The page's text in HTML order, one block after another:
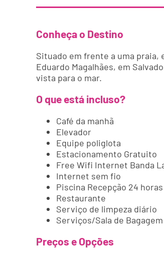
Conheça o Destino
Situado em frente a uma praia,
Eduardo Magalhães, em
vista para o mar.
O que está incluso?
Café da manhã
Elevador
Equipe poliglota
Estacionamento Gratuito
Free Wifi Internet Banda
Internet sem fio
Piscina Recepção 24 horas
Restaurante
Serviço de limpeza diário
Serviços/Sala de Bagagem
Preços e Opções